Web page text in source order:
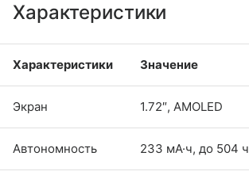
Характеристики
Характеристики Значение
Экран 1.72″, AMOLED
Автономность 233 мА·ч, до 504 ч